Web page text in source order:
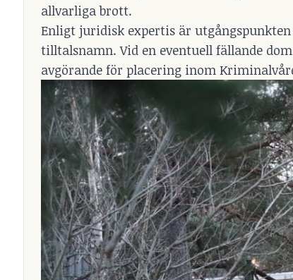
allvarliga brott.
Enligt juridisk expertis är
tilltalsnamn. Vid en eventuell fällande
avgörande för placering inom